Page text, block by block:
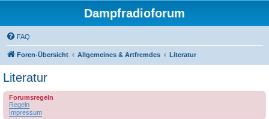
Dampfradioforum
FAQ
Foren-Übersicht Allgemeines & Artfremdes Literatur
Literatur
Forumsregeln
Regeln
Impressum